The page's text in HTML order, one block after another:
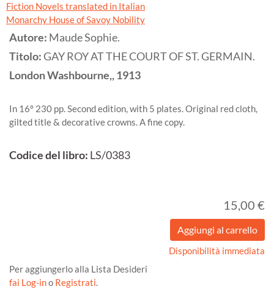
Fiction Novels translated in Italian
Monarchy House of Savoy Nobility
Autore: Maude Sophie.
Titolo:GAY ROY AT THE COURT OF ST. GERMAIN.
LondonWashbourne,,1913
In 16º 230 pp. Second edition, with 5 plates. Original red cloth,
gilted title & decorative crowns. A fine copy.
Codice del libro: LS/0383
15,00 €
Disponibilità immediata
Per aggiungerlo alla Lista Desideri
fai Log-ino Registrati.